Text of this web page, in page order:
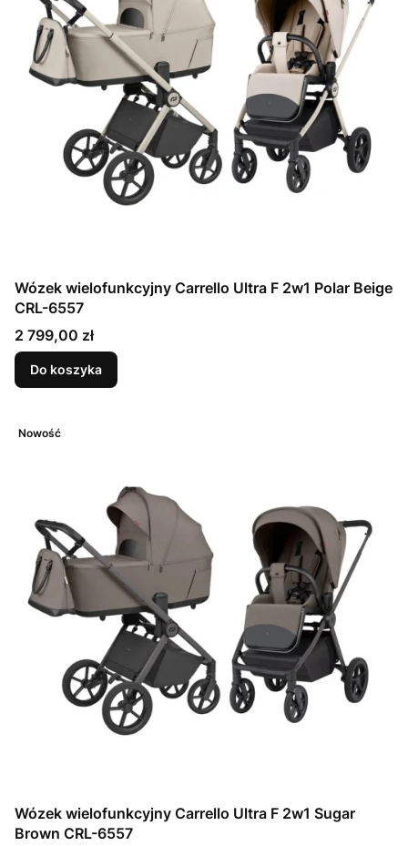
Wózek wielofunkcyjny Carrello Ultra F 2w1 Polar Beige
CRL-6557
Cena
2 799,00 zł
Do koszyka
Nowość
Wózek wielofunkcyjny Carrello Ultra F 2w1 Sugar
Brown CRL-6557